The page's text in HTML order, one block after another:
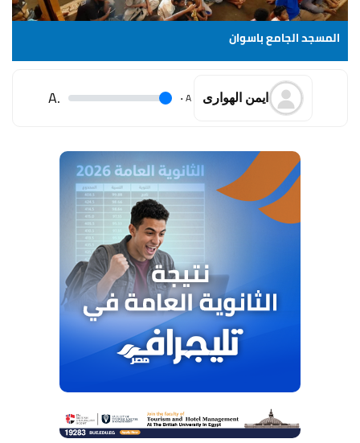
المسجد الجامع باسوان
ايمن الهوارى A
.
.A